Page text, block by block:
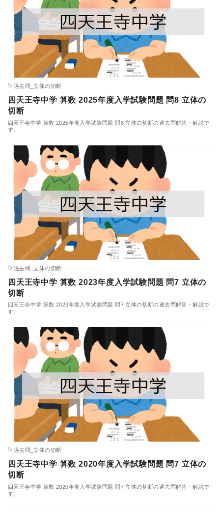
過去問_立体の切断
四天王寺中学 算数 2025年度入学試験問題 問8 立体の
切断
四天王寺中学 算数 2025年度入学試験問題 問8 立体の切断の過去問解答・解説で
す。
過去問_立体の切断
四天王寺中学 算数 2023年度入学試験問題 問7 立体の
切断
四天王寺中学 算数 2023年度入学試験問題 問7 立体の切断の過去問解答・解説で
す。
過去問_立体の切断
四天王寺中学 算数 2020年度入学試験問題 問7 立体の
切断
四天王寺中学 算数 2020年度入学試験問題 問7 立体の切断の過去問解答・解説で
す。